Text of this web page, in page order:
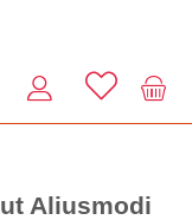
Aliusmodi